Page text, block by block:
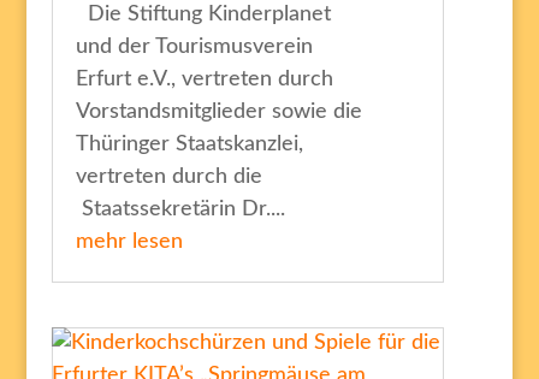
Die Stiftung Kinderplanet
und der Tourismusverein
Erfurt e.V., vertreten durch
Vorstandsmitglieder sowie die
Thüringer Staatskanzlei,
vertreten durch die
Staatssekretärin Dr....
mehr lesen